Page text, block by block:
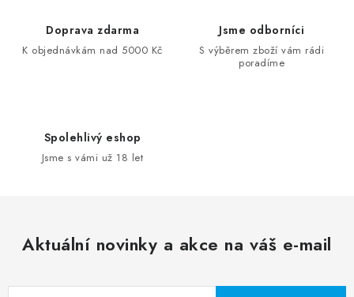
Doprava zdarma
K objednávkám nad 5000 Kč
Jsme odborníci
S výběrem zboží vám rádi
poradíme
Spolehlivý eshop
Jsme s vámi už 18 let
Aktuální novinky a akce na váš e-mail